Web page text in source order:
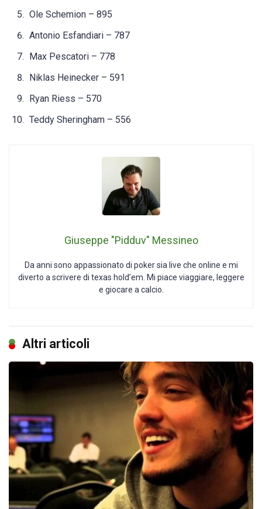
Ole Schemion – 895
Antonio Esfandiari – 787
Max Pescatori – 778
Niklas Heinecker – 591
Ryan Riess – 570
Teddy Sheringham – 556
Giuseppe "Pidduv" Messineo
Da anni sono appassionato di poker sia live che online e mi
diverto a scrivere di texas hold’em. Mi piace viaggiare, leggere
e giocare a calcio.
Altri articoli